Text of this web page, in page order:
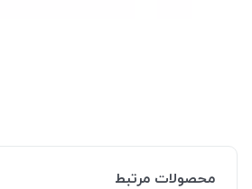
محصولات مرتبط